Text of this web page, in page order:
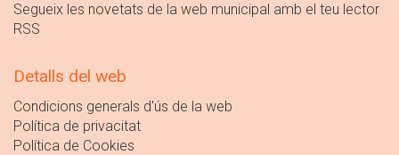
Segueix les novetats de la web municipal amb el teu lector
RSS
Detalls del web
Condicions generals d'ús de la web
Política de privacitat
Política de Cookies